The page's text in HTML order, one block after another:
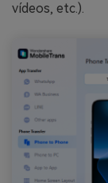
vídeos, etc.).